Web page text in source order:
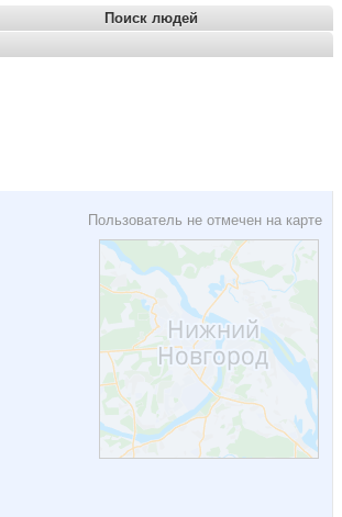
Поиск людей
Пользователь не отмечен на карте